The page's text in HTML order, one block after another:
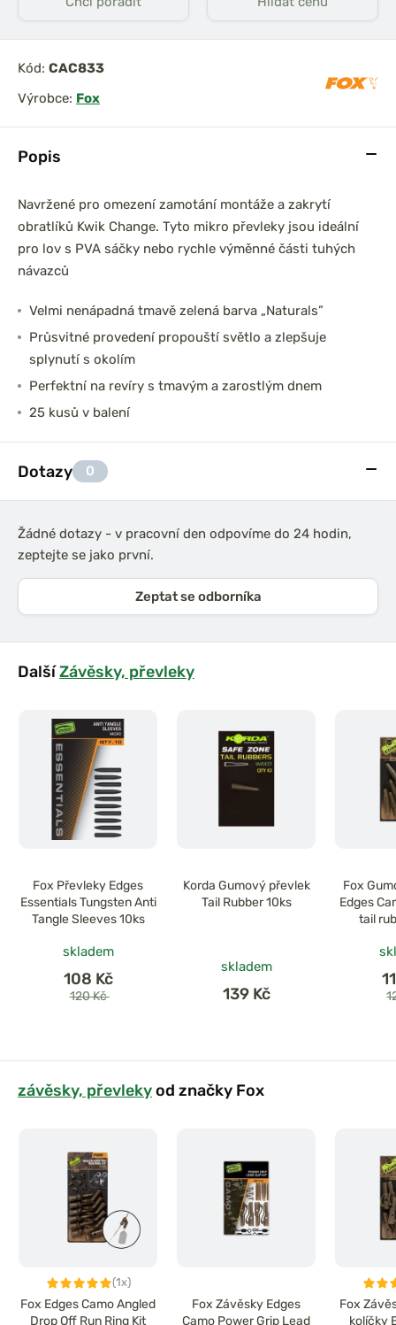
Popis
Navržené pro omezení zamotání montáže a zakrytí
obratlíků Kwik Change. Tyto mikro převleky jsou ideální
pro lov s PVA sáčky nebo rychle výměnné části tuhých
návazců
Velmi nenápadná tmavě zelená barva „Naturals”
Průsvitné provedení propouští světlo a zlepšuje
splynutí s okolím
Perfektní na revíry s tmavým a zarostlým dnem
25 kusů v balení
Dotazy 0
Žádné dotazy - v pracovní den odpovíme do 24 hodin,
zeptejte se jako první.
Zeptat se odborníka
DalšíZávěsky, převleky
Fox Převleky Edges
Essentials Tungsten Anti
Tangle Sleeves 10ks
skladem
108 Kč
120 Kč
Korda Gumový převlek
Tail Rubber 10ks
skladem
139 Kč
Fox
Edges
tail
závěsky, převlekyod značky Fox
(1x)
Fox Edges Camo Angled
Drop Off Run Ring Kit
Fox Závěsky Edges
Camo Power Grip Lead
Fox
kolíčky
Kód: CAC833
Výrobce: Fox